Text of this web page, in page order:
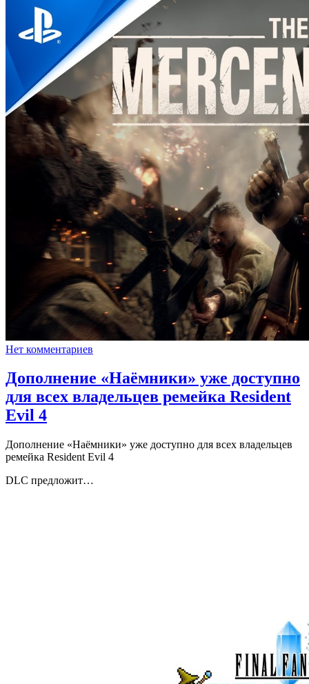
Нет комментариев
Дополнение «Наёмники» уже доступно
для всех владельцев ремейка Resident
Evil 4
Дополнение «Наёмники» уже доступно для всех владельцев
ремейка Resident Evil 4
DLC предложит…